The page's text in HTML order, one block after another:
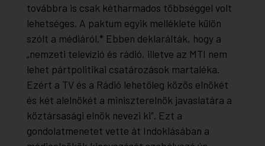
továbbra is csak kétharmados többséggel volt
lehetséges. A paktum egyik melléklete külön
szólt a médiáról.* Ebben deklarálták, hogy a
„nemzeti televízió és rádió, illetve az MTI nem
lehet pártpolitikai csatározások martaléka.
Ezért a TV és a Rádió lehetőleg közös elnökét
és két alelnökét a miniszterelnök javaslatára a
köztársasági elnök nevezi ki”. Ezt a
gondolatmenetet vette át Indoklásában a